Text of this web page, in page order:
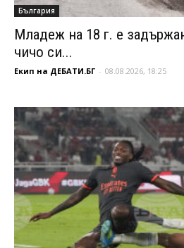
България
Младеж на 18 г. е
чичо си...
Екип на ДЕБАТИ.БГ - 08.08.2026, 18:25